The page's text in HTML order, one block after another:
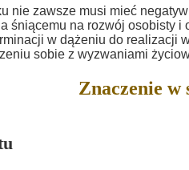
nie zawsze musi mieć
śniącemu na rozwój osobisty
w dążeniu do realizacji
sobie z wyzwaniami
Znaczenie w